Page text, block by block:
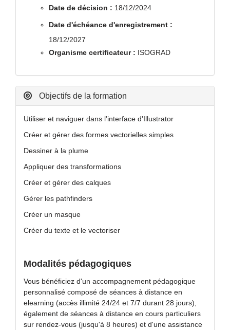
Date de décision : 18/12/2024
Date d'échéance d'enregistrement :
18/12/2027
Organisme certificateur : ISOGRAD
Objectifs de la formation
Utiliser et naviguer dans l'interface d'Illustrator
Créer et gérer des formes vectorielles simples
Dessiner à la plume
Appliquer des transformations
Créer et gérer des calques
Gérer les pathfinders
Créer un masque
Créer du texte et le vectoriser
Modalités pédagogiques
Vous bénéficiez d'un accompagnement pédagogique
personnalisé composé de séances à distance en
elearning (accès illimité 24/24 et 7/7 durant 28 jours),
également de séances à distance en cours particuliers
sur rendez-vous (jusqu'à 8 heures) et d'une assistance